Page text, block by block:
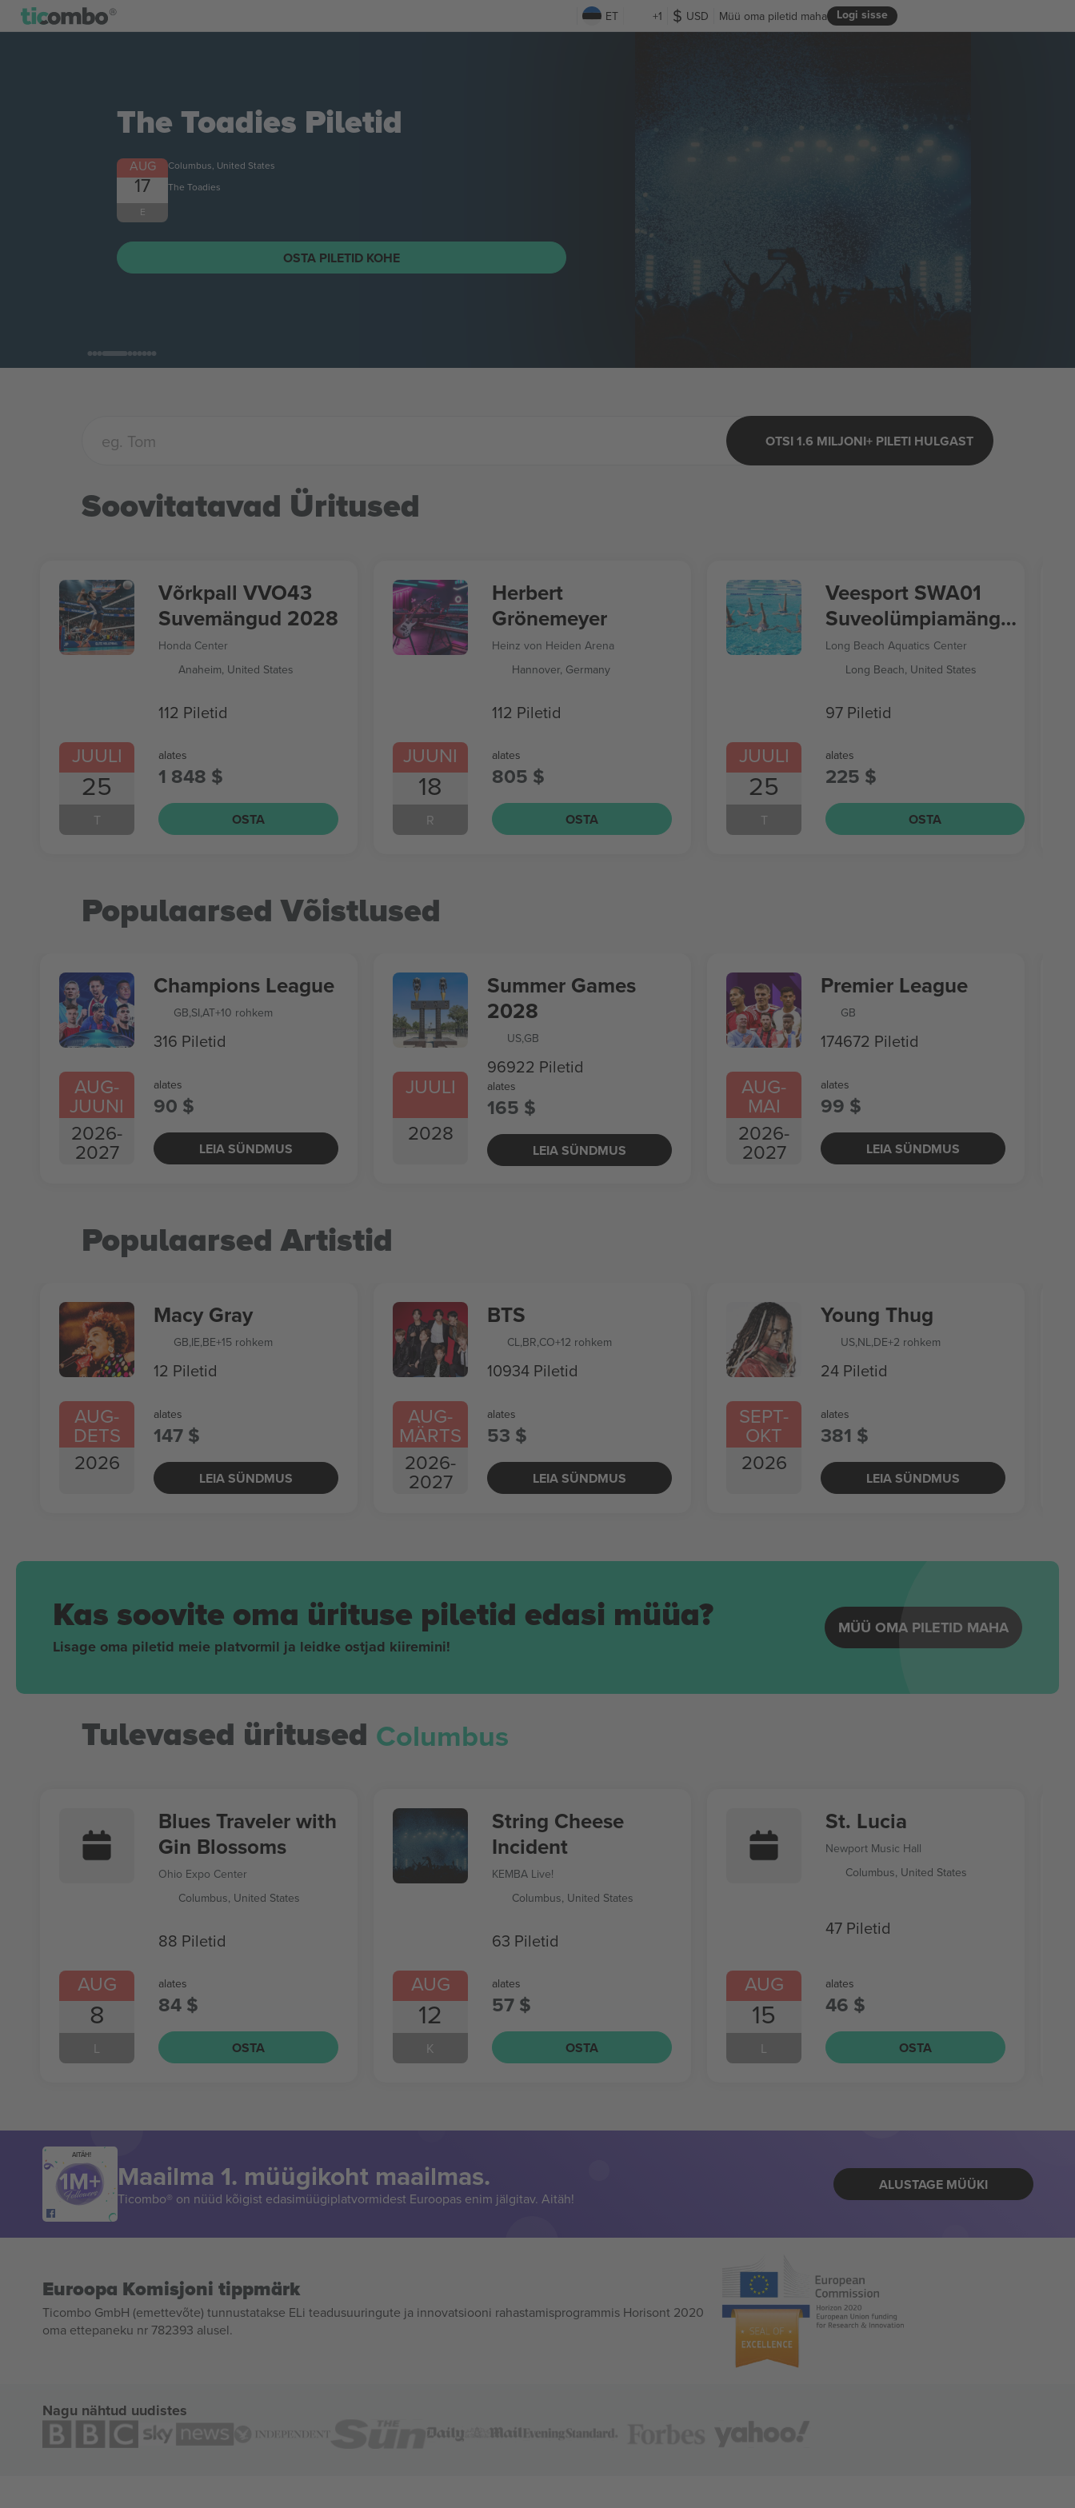
ET +1 USD Logi sisse
Müü oma piletid maha
The Toadies Piletid
AUG
17
E
Columbus, United States
The Toadies
OSTA PILETID KOHE
OTSI 1.6 MILJONI+ PILETI HULGAST
Soovitatavad Üritused
JUULI
25
T
Võrkpall VVO43
Suvemängud 2028
Honda Center
Anaheim, United States
112 Piletid
alates
1 848 $
OSTA
JUUNI
18
R
Herbert
Grönemeyer
Heinz von Heiden Arena
Hannover, Germany
112 Piletid
alates
805 $
OSTA
JUULI
25
T
Veesport SWA01
Suveolümpiamängud
2028
Long Beach Aquatics Center
Long Beach, United States
97 Piletid
alates
225 $
OSTA
Populaarsed Võistlused
AUG-
JUUNI
2026-
2027
Champions League
GB,SI,AT+10 rohkem
316 Piletid
alates
90 $
LEIA SÜNDMUS
JUULI
2028
Summer Games
2028
US,GB
96922 Piletid
alates
165 $
LEIA SÜNDMUS
AUG-
MAI
2026-
2027
Premier League
GB
174672 Piletid
alates
99 $
LEIA SÜNDMUS
Populaarsed Artistid
AUG-
DETS
2026
Macy Gray
GB,IE,BE+15 rohkem
12 Piletid
alates
147 $
LEIA SÜNDMUS
AUG-
MÄRTS
2026-
2027
BTS
CL,BR,CO+12 rohkem
10934 Piletid
alates
53 $
LEIA SÜNDMUS
SEPT-
OKT
2026
Young Thug
US,NL,DE+2 rohkem
24 Piletid
alates
381 $
LEIA SÜNDMUS
Kas soovite oma ürituse piletid edasi müüa?
Lisage oma piletid meie platvormil ja leidke ostjad kiiremini!
MÜÜ OMA PILETID MAHA
Tulevased üritused Columbus
AUG
8
L
Blues Traveler with
Gin Blossoms
Ohio Expo Center
Columbus, United States
88 Piletid
alates
84 $
OSTA
AUG
12
K
String Cheese
Incident
KEMBA Live!
Columbus, United States
63 Piletid
alates
57 $
OSTA
AUG
15
L
St. Lucia
Newport Music Hall
Columbus, United States
47 Piletid
alates
46 $
OSTA
AITÄH!
Maailma 1. müügikoht maailmas.
Ticombo® on nüüd kõigist edasimüügiplatvormidest Euroopas enim jälgitav. Aitäh!
ALUSTAGE MÜÜKI
Euroopa Komisjoni tippmärk
Ticombo GmbH (emettevõte) tunnustatakse ELi teadusuuringute ja innovatsiooni rahastamisprogrammis Horisont 2020
oma ettepaneku nr 782393 alusel.
Nagu nähtud uudistes